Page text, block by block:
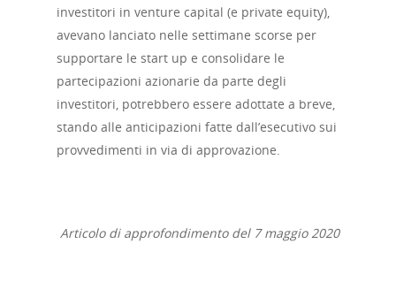
investitori in venture capital (e private equity),
avevano lanciato nelle settimane scorse per
supportare le start up e consolidare le
partecipazioni azionarie da parte degli
investitori, potrebbero essere adottate a breve,
stando alle anticipazioni fatte dall’esecutivo sui
provvedimenti in via di approvazione.
Articolo di approfondimento del 7 maggio 2020